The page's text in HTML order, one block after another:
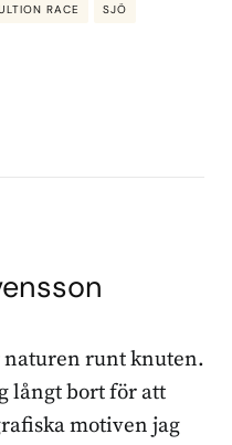
RACE SJÖ
naturen runt knuten.
långt bort för att
motiven jag